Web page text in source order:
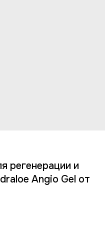
регенерации и
Angio Gel от